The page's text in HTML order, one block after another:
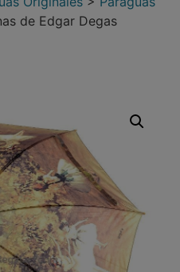
de Edgar Degas